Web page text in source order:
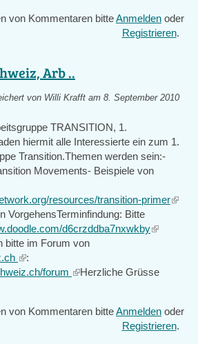
von Kommentaren bitteAnmelden oder
Registrieren.
Arb ..
von Willi Krafft am 8. September 2010
TRANSITION, 1.
hiermit alle Interessierte ein zum 1.
Transition.Themen werden sein:-
Movements- Beispiele von
resources/transition-primer(link
VorgehensTerminfindung: Bitte
d6crzddba7nxwkby(link
bitte im Forum von
(link
is
:
forum (linkHerzliche Grüsse
von Kommentaren bitteAnmelden oder
Registrieren.